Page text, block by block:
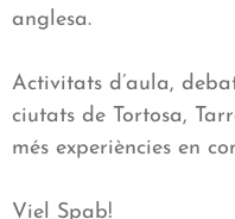
anglesa.
Activitats d’aula,
ciutats de Tortosa,
més experiències en
Viel Spab!